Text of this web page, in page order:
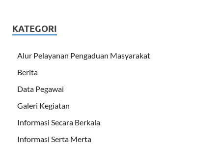
KATEGORI
Alur Pelayanan Pengaduan Masyarakat
Berita
Data Pegawai
Galeri Kegiatan
Informasi Secara Berkala
Informasi Serta Merta